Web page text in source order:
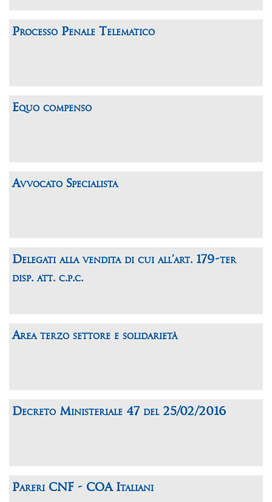
Processo Penale Telematico
Equo compenso
Avvocato Specialista
Delegati alla vendita di cui all’art. 179-ter
disp. att. c.p.c.
Area terzo settore e solidarietà
Decreto Ministeriale 47 del 25/02/2016
Pareri CNF - COA Italiani